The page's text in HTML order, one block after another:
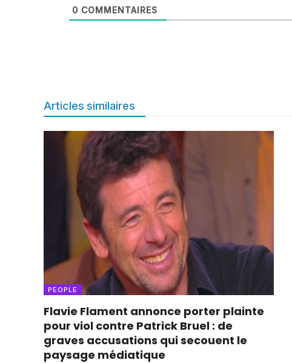
0 COMMENTAIRES
Articles similaires
PEOPLE
Flavie Flament annonce porter plainte
pour viol contre Patrick Bruel : de
graves accusations qui secouent le
paysage médiatique